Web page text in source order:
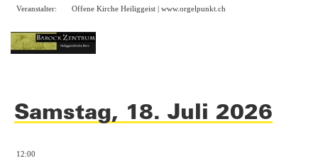
Veranstalter:
Offene Kirche Heiliggeist | www.orgelpunkt.ch
Samstag, 18. Juli 2026
12:00